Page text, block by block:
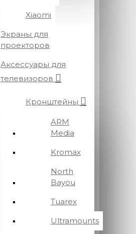
Xiaomi
Экраны для
проекторов
Аксессуары для
телевизоров
Кронштейны
ARM
Media
Kromax
North
Bayou
Tuarex
Ultramounts